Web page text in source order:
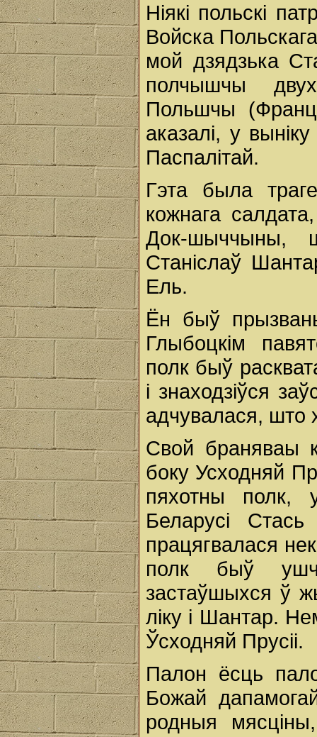
Ніякі польскі
Войска
мой дзядзька
полчышчы двух
Польшчы
аказалі, у
Паспалітай.
Гэта была
кожнага
Док-шыччыны,
Станіслаў
Ель.
Ён быў
Глыбоцкім
полк быў
і знаходзіўся
адчувалася, што
Свой браняваы
боку Усходняй
пяхотны
Беларусі
працягвалася
полк быў
застаўшыхся ў
ліку і Шантар.
Ўсходняй Прусіі.
Палон ёсць
Божай
родныя